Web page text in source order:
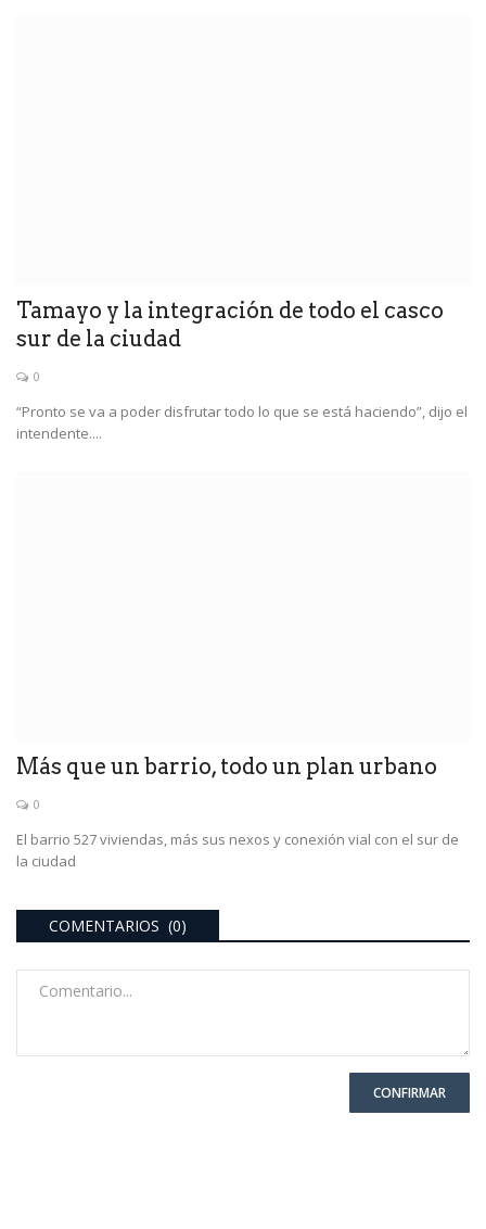
Tamayo y la integración de todo el casco
sur de la ciudad
0
“Pronto se va a poder disfrutar todo lo que se está haciendo”, dijo el
intendente....
Más que un barrio, todo un plan urbano
0
El barrio 527 viviendas, más sus nexos y conexión vial con el sur de
la ciudad
COMENTARIOS (0)
CONFIRMAR